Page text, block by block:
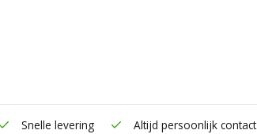
Snelle levering Altijd persoonlijk contact